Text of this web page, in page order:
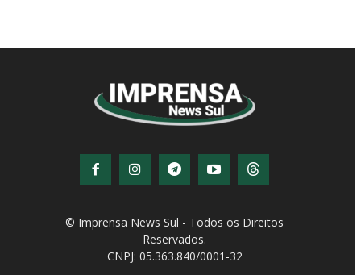
© Imprensa News Sul - Todos os Direitos
Reservados.
CNPJ: 05.363.840/0001-32